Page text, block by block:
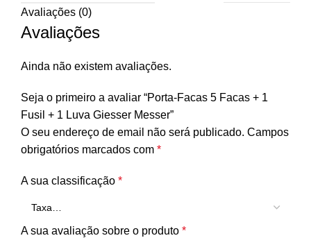
Avaliações (0)
Avaliações
Ainda não existem avaliações.
Seja o primeiro a avaliar “Porta-Facas 5 Facas + 1
Fusil + 1 Luva Giesser Messer”
O seu endereço de email não será publicado. Campos
obrigatórios marcados com *
A sua classificação *
A sua avaliação sobre o produto *